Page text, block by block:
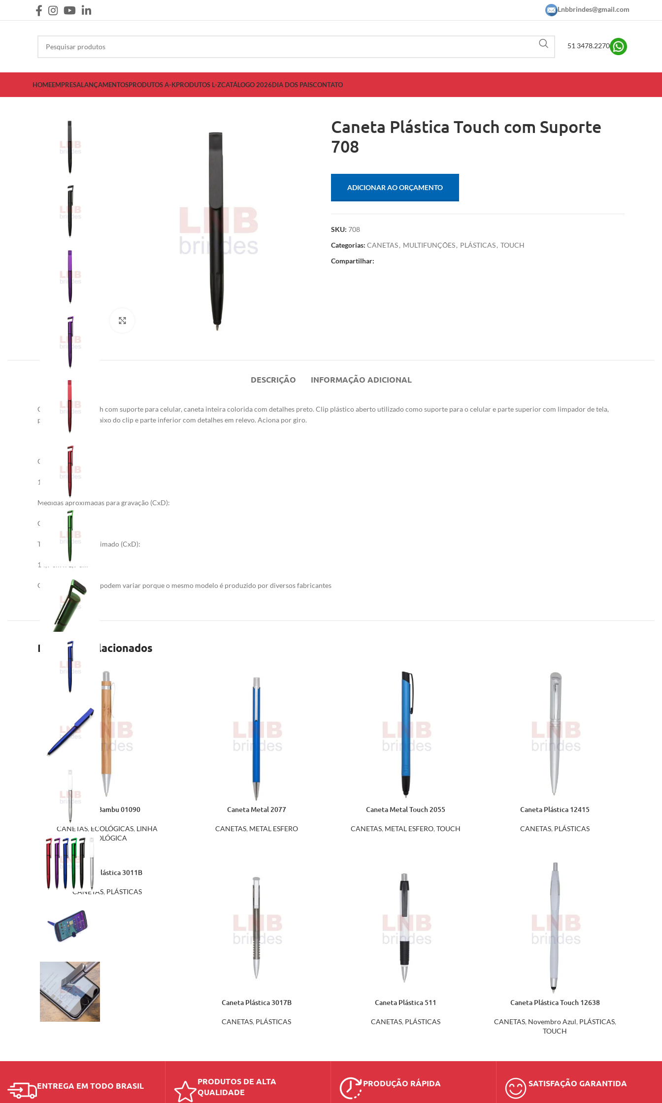
Lnbbrindes@gmail.com
51 3478.2270
HOMEEMPRESALANÇAMENTOSPRODUTOS A-KPRODUTOS L-ZCATÁLOGO 2026DIA DOS PAISCONTATO
Caneta Plástica Touch com Suporte
708
ADICIONAR AO ORÇAMENTO
SKU: 708
Categorias: CANETAS, MULTIFUNÇÕES, PLÁSTICAS, TOUCH
Compartilhar:
DESCRIÇÃO INFORMAÇÃO ADICIONAL
Caneta plástica touch com suporte para celular, caneta inteira colorida com detalhes preto. Clip plástico aberto utilizado como suporte para o celular e parte superior com limpador de tela,
possui anel preto abaixo do clip e parte inferior com detalhes em relevo. Aciona por giro.
Quantidade mínima:
100 peças
Medidas aproximadas para gravação (CxD):
Clip 4 cm x 1 cm
Tamanho total aproximado (CxD):
14,9 cm x 1,9 cm
O peso e as medidas podem variar porque o mesmo modelo é produzido por diversos fabricantes
Produtos relacionados
Caneta Bambu 01090
CANETAS, ECOLÓGICAS, LINHA
ECOLÓGICA
Caneta Metal 2077
CANETAS, METAL ESFERO
Caneta Metal Touch 2055
CANETAS, METAL ESFERO, TOUCH
Caneta Plástica 12415
CANETAS, PLÁSTICAS
Caneta Plástica 3011B
CANETAS, PLÁSTICAS
Caneta Plástica 3017B
CANETAS, PLÁSTICAS
Caneta Plástica 511
CANETAS, PLÁSTICAS
Caneta Plástica Touch 12638
CANETAS, Novembro Azul, PLÁSTICAS,
TOUCH
ENTREGA EM TODO BRASIL
PRODUTOS DE ALTA
QUALIDADE
PRODUÇÃO RÁPIDA SATISFAÇÃO GARANTIDA